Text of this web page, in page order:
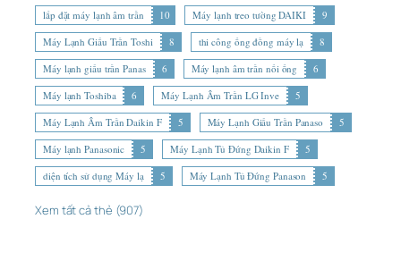
lắp đặt máy lạnh âm trần
10 Máy lạnh treo tường DAIKI
9
Máy Lạnh Giấu Trần Toshi
8 thi công ống đồng máy lạ
8
Máy lạnh giấu trần Panas
6 Máy lạnh âm trần nối ống
6
Máy lạnh Toshiba
6 Máy Lạnh Âm Trần LG Inve
5
Máy Lạnh Âm Trần Daikin F
5 Máy Lạnh Giấu Trần Panaso
5
Máy lạnh Panasonic
5 Máy Lạnh Tủ Đứng Daikin F
5
diện tích sử dụng Máy lạ
5 Máy Lạnh Tủ Đứng Panason 5
Xem tất cả thẻ (907)